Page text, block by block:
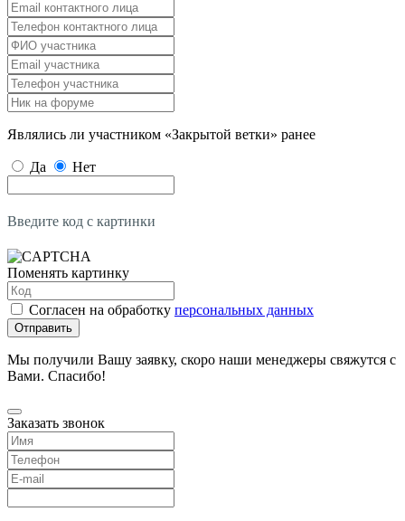
Являлись ли участником «Закрытой ветки» ранее
Да Нет
Введите код с картинки
Поменять картинку
Согласен на обработку персональных данных
Отправить
Мы получили Вашу заявку, скоро наши менеджеры свяжутся с
Вами. Спасибо!
Заказать звонок